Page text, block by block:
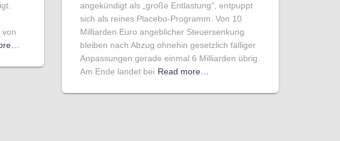
von
angekündigt als „große Entlastung“, entpuppt
sich als reines Placebo-Programm. Von 10
Milliarden Euro angeblicher Steuersenkung
bleiben nach Abzug ohnehin gesetzlich fälliger
Anpassungen gerade einmal 6 Milliarden übrig.
Am Ende landet bei Read more…